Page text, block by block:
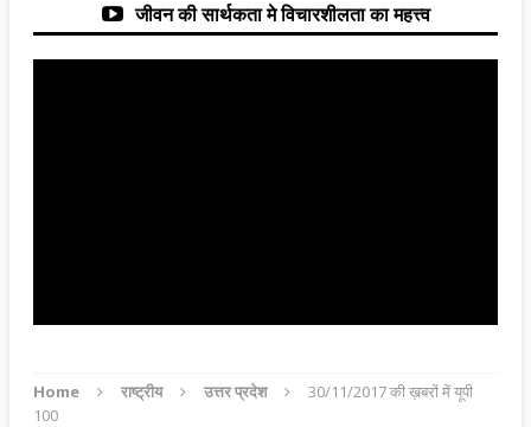
जीवन की सार्थकता मे विचारशीलता का महत्त्व
Home राष्ट्रीय उत्तर प्रदेश
30/11/2017 की ख़बरों में यूपी
100